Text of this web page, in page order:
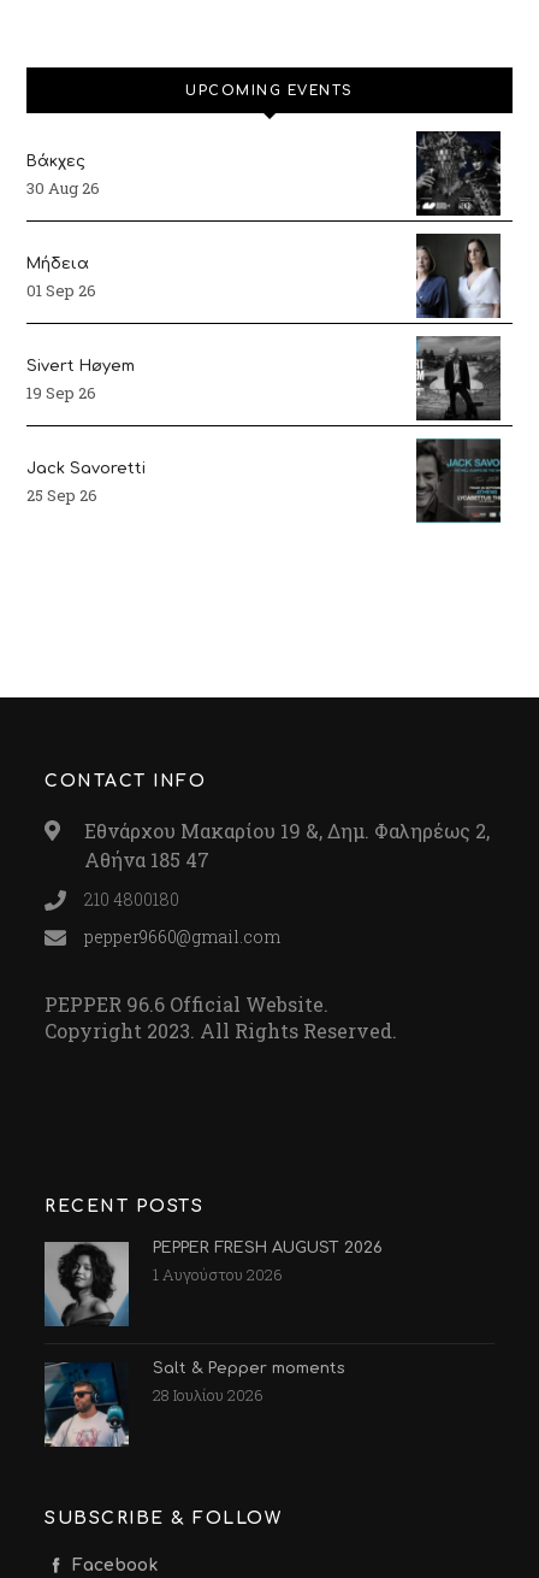
UPCOMING EVENTS
Βάκχες
30 Aug 26
Μήδεια
01 Sep 26
Sivert Høyem
19 Sep 26
Jack Savoretti
25 Sep 26
CONTACT INFO
Εθνάρχου Μακαρίου 19 &, Δημ. Φαληρέως 2,
Αθήνα 185 47
210 4800180
pepper9660@gmail.com
PEPPER 96.6 Official Website.
Copyright 2023. All Rights Reserved.
RECENT POSTS
PEPPER FRESH AUGUST 2026
1 Αυγούστου 2026
Salt & Pepper moments
28 Ιουλίου 2026
SUBSCRIBE & FOLLOW
Facebook